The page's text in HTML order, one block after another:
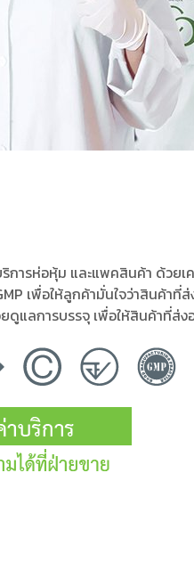
การห่อหุ้ม และแพคสินค้า ด้วยเ
เพื่อให้ลูกค้ามั่นใจว่าสินค้าที่
ดูแลการบรรจุ เพื่อให้สินค้าที่ส่